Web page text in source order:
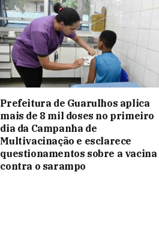
Prefeitura de Guarulhos aplica
mais de 8 mil doses no primeiro
dia da Campanha de
Multivacinação e esclarece
questionamentos sobre a vacina
contra o sarampo